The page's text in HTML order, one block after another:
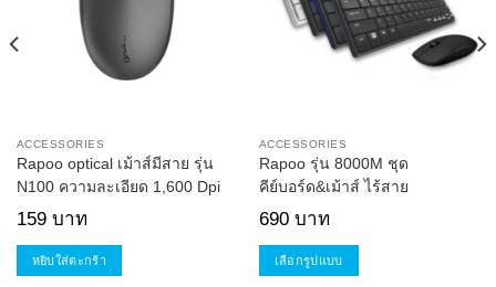
ACCESSORIES
Rapoo optical เม้าส์มีสาย รุ่น
N100 ความละเอียด 1,600 Dpi
159 บาท
หยิบใส่ตะกร้า
ACCESSORIES
Rapoo รุ่น 8000M ชุด
คีย์บอร์ด&เม้าส์ ไร้สาย
690 บาท
เลือกรูปแบบ